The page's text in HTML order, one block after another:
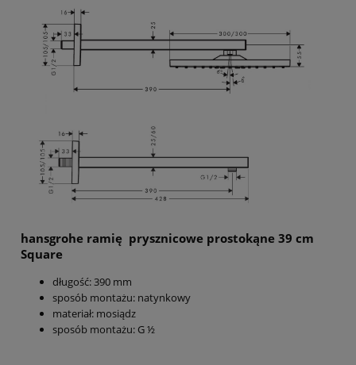
hansgrohe ramię prysznicowe prostokąne 39 cm
Square
długość: 390 mm
sposób montażu: natynkowy
materiał: mosiądz
sposób montażu: G ½